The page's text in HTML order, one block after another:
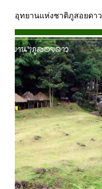
อุทยานแห่งชาติภูสอยดาว